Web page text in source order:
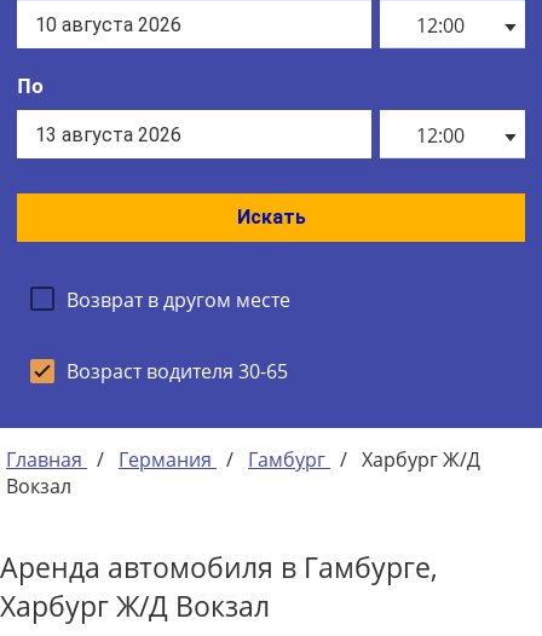
12:00
По
12:00
Искать
Возврат в другом месте
Возраст водителя 30-65
Главная / Германия / Гамбург / Харбург Ж/Д
Вокзал
Аренда автомобиля в Гамбурге,
Харбург Ж/Д Вокзал